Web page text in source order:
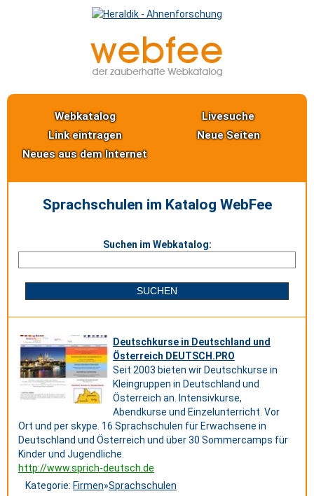
Webkatalog
Livesuche
Link eintragen
Neue Seiten
Neues aus dem Internet
Sprachschulen im Katalog WebFee
Suchen im Webkatalog:
Deutschkurse in Deutschland und
Österreich DEUTSCH.PRO
Seit 2003 bieten wir Deutschkurse in
Kleingruppen in Deutschland und
Österreich an. Intensivkurse,
Abendkurse und Einzelunterricht. Vor
Ort und per skype. 16 Sprachschulen für Erwachsene in
Deutschland und Österreich und über 30 Sommercamps für
Kinder und Jugendliche.
http://www.sprich-deutsch.de
Kategorie: Firmen»Sprachschulen